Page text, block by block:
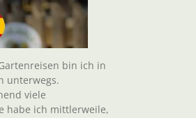
bin ich in
unterwegs.
viele
habe ich mittlerweile,